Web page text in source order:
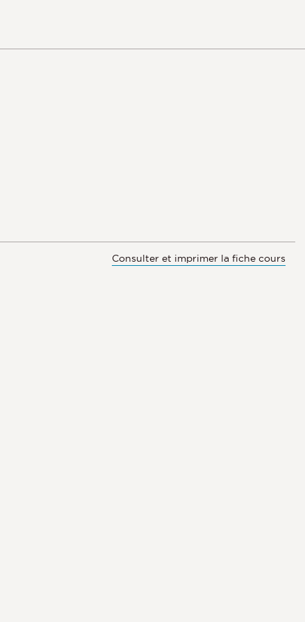
Consulter et imprimer la fiche cours